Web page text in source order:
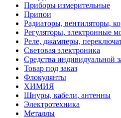
Приборы измерительные
Припои
Радиаторы, вентиляторы,
Регуляторы, электронные
Реле, джамперы,
Световая электроника
Средства индивидуальной
Товар под заказ
Флокулянты
ХИМИЯ
Шнуры, кабели, антенны
Электротехника
Металлы